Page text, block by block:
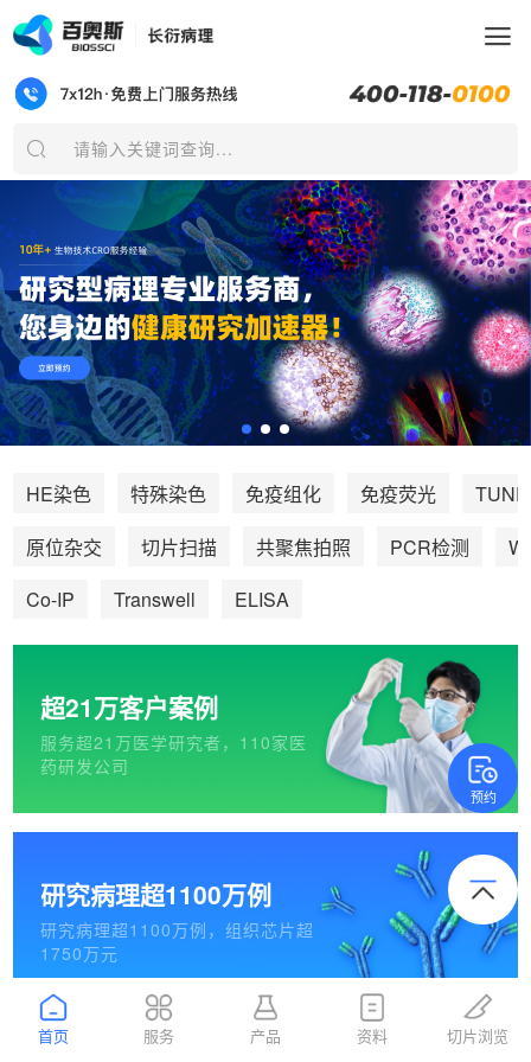
预约
请输入关键词查询...
HE染色 特殊染色 免疫组化 免疫荧光
原位杂交
切片扫描 共聚焦拍照 PCR检测
Co-IP
Transwell ELISA
超21万客户案例
服务超21万医学研究者，110家医
药研发公司
研究病理超1100万例
研究病理超1100万例，组织芯片超
1750万元
首页 服务 产品 资料 切片浏览